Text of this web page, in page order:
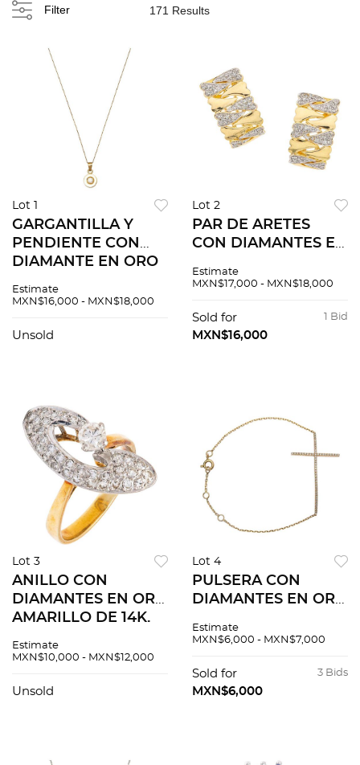
Filter 171 Results
Lot 1
GARGANTILLA Y
PENDIENTE CON
DIAMANTE EN ORO
Un diamante corte
Claridad: VS2-SI1
Estimate
MXN$16,000 - MXN$18,000
Unsold
Lot 2
PAR DE ARETES
CON DIAMANTES EN
18K. Diamantes
Estimate
MXN$17,000 - MXN$18,000
1 Bid
Sold for
MXN$16,000
Lot 3
ANILLO CON
DIAMANTES EN ORO
AMARILLO DE 14K.
brillante ~0.30 ct
I-J
Estimate
MXN$10,000 - MXN$12,000
Unsold
Lot 4
PULSERA CON
DIAMANTES EN ORO
Diamantes corte
Peso: 2.5 g
Estimate
MXN$6,000 - MXN$7,000
3 Bids
Sold for
MXN$6,000